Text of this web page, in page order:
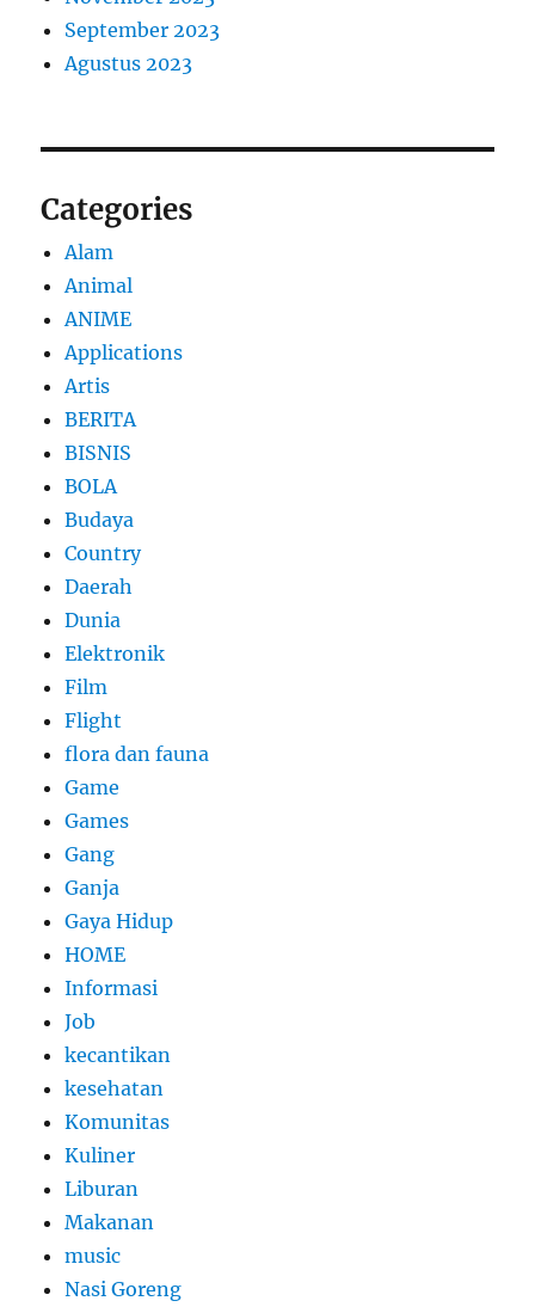
September 2023
Agustus 2023
Categories
Alam
Animal
ANIME
Applications
Artis
BERITA
BISNIS
BOLA
Budaya
Country
Daerah
Dunia
Elektronik
Film
Flight
flora dan fauna
Game
Games
Gang
Ganja
Gaya Hidup
HOME
Informasi
Job
kecantikan
kesehatan
Komunitas
Kuliner
Liburan
Makanan
music
Nasi Goreng